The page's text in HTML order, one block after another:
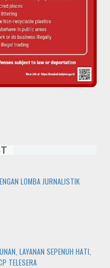
LOMBA JURNALISTIK
LAYANAN SEPENUH HATI,
TELESERA